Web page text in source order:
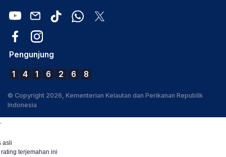
Pengunjung
1 4 1 6 2 6 8
© Copyright 2026, Kementerian Kelautan dan Perikanan Republik
Indonesia
.
asli
terjemahan ini